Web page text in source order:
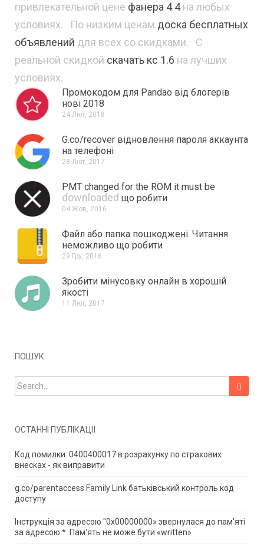
привлекательной цене фанера 4 4на любых
условиях. По низким ценам доска бесплатных
объявлений для всех со скидками. С
реальной скидкой скачать кс 1.6 на лучших
условиях.
Промокодом для Pandao від блогерів
нові 2018
24 Лют, 2018
G.co/recover відновлення пароля аккаунта
на телефоні
28 Лют, 2017
PMT changed for the ROM it must be
downloaded що робити
04 Жов, 2016
Файл або папка пошкоджені. Читання
неможливо що робити
29 Гру, 2016
Зробити мінусовку онлайн в хорошій
якості
11 Лют, 2017
ПОШУК
Search for:
ОСТАННІ ПУБЛІКАЦІЇ
Код помилки: 0400400017 в розрахунку по страхових
внесках - як виправити
g.co/parentaccess Family Link батьківський контроль код
доступу
Інструкція за адресою "0x00000000» звернулася до пам'яті
за адресою *. Пам'ять не може бути «written»